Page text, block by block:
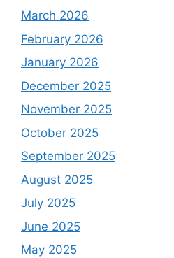
March 2026
February 2026
January 2026
December 2025
November 2025
October 2025
September 2025
August 2025
July 2025
June 2025
May 2025